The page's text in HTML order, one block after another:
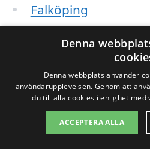
Falköping
Gunnarp
Skövde
Håkantorp
Ljungstorp
Denna
Denna webbplats använder
användarupplevelsen. Genom att
du till alla cookies i enlighet med
ACCEPTERA ALLA